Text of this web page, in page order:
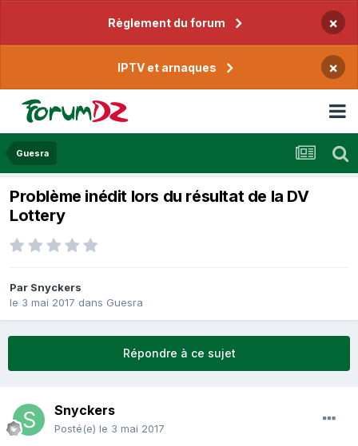
Règlement du forum ×
IPTV et arnaques ×
Guesra
Problème inédit lors du résultat de la DV
Lottery
Par Snyckers
le 3 mai 2017 dans Guesra
Répondre à ce sujet
Snyckers
Posté(e) le 3 mai 2017